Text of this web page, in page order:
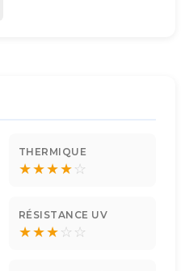
THERMIQUE
★★★★☆
RÉSISTANCE UV
★★★☆ ☆